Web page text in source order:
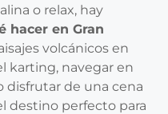
o relax, hay
hacer en Gran
volcánicos en
karting, navegar en
disfrutar de una cena
destino perfecto para